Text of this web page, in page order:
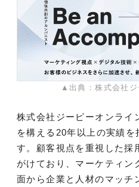
▲出典：株式会社
株式会社ジーピーオンライ
を構える20年以上の実績
す。顧客視点を重視した採
がけており、マーケティン
面から企業と人材のマッチ